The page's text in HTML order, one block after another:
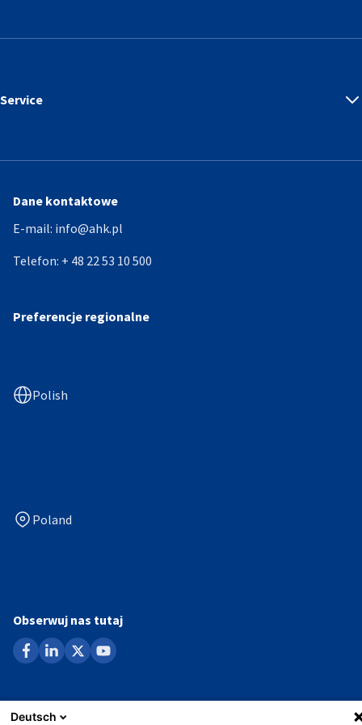
Service
Dane kontaktowe
E-mail: info@ahk.pl
Telefon: + 48 22 53 10 500
Preferencje regionalne
Polish
Poland
Obserwuj nas tutaj
facebook
linkedin
x youtube
Ochrona danych
Deutsch